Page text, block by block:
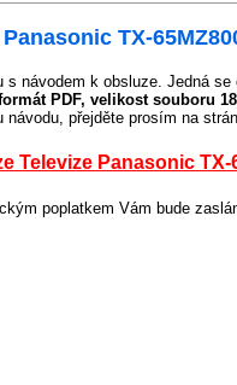
TX-
návodem k obsluze. Jedná se
PDF, velikost souboru
přejděte prosím na
Televize Panasonic TX-
poplatkem Vám bude